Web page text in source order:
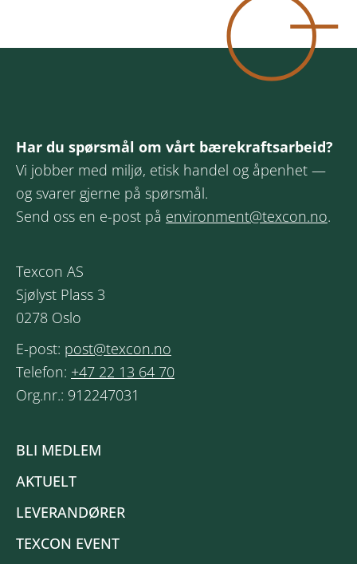
Har du spørsmål om vårt bærekraftsarbeid?
Vi jobber med miljø, etisk handel og åpenhet —
og svarer gjerne på spørsmål.
Send oss en e-post på environment@texcon.no.
Texcon AS
Sjølyst Plass 3
0278 Oslo
E-post: post@texcon.no
Telefon: +47 22 13 64 70
Org.nr.: 912247031
BLI MEDLEM
AKTUELT
LEVERANDØRER
TEXCON EVENT